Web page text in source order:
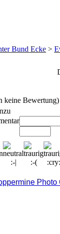
Bund Ecke >
keine Bewertung)
Photo